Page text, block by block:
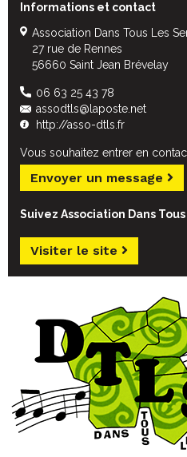
Informations et contact
Association Dans Tous Les
27 rue de Rennes
56660 Saint Jean Brévelay
06 63 25 43 78
assodtls@laposte.net
http://asso-dtls.fr
Vous souhaitez entrer en
Envoyer un message
Suivez Association Dans
Visiter le site